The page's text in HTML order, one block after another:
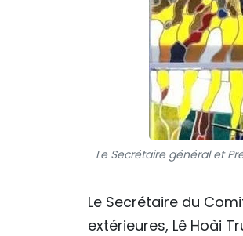
Le Secrétaire général et
Le Secrétaire du
extérieures, Lê Hoài